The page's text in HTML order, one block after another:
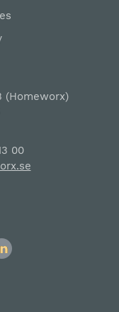
(Homeworx)
00